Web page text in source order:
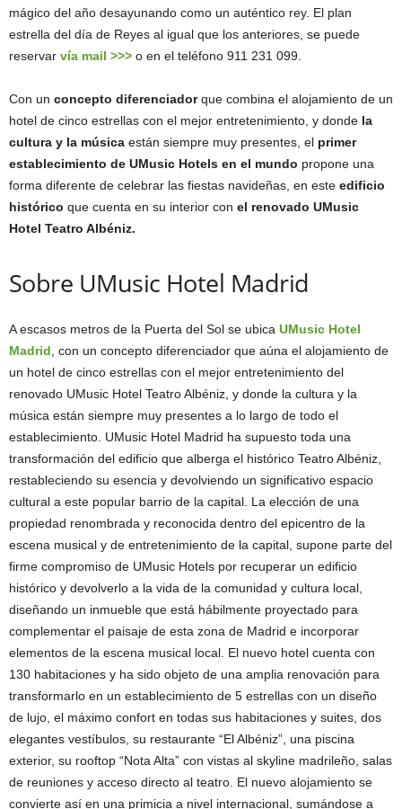
mágico del año desayunando como un auténtico rey. El plan
estrella del día de Reyes al igual que los anteriores, se puede
reservar vía mail >>> o en el teléfono 911 231 099.
Con un concepto diferenciadorque combina el alojamiento de un
hotel de cinco estrellas con el mejor entretenimiento, y donde la
cultura y la música están siempre muy presentes, el primer
establecimiento de UMusic Hotels en el mundo propone una
forma diferente de celebrar las fiestas navideñas, en este edificio
histórico que cuenta en su interior con el renovado UMusic
Hotel Teatro Albéniz.
Sobre UMusic Hotel Madrid
A escasos metros de la Puerta del Sol se ubica UMusic Hotel
Madrid, con un concepto diferenciador que aúna el alojamiento de
un hotel de cinco estrellas con el mejor entretenimiento del
renovado UMusic Hotel Teatro Albéniz, y donde la cultura y la
música están siempre muy presentes a lo largo de todo el
establecimiento. UMusic Hotel Madrid ha supuesto toda una
transformación del edificio que alberga el histórico Teatro Albéniz,
restableciendo su esencia y devolviendo un significativo espacio
cultural a este popular barrio de la capital. La elección de una
propiedad renombrada y reconocida dentro del epicentro de la
escena musical y de entretenimiento de la capital, supone parte del
firme compromiso de UMusic Hotels por recuperar un edificio
histórico y devolverlo a la vida de la comunidad y cultura local,
diseñando un inmueble que está hábilmente proyectado para
complementar el paisaje de esta zona de Madrid e incorporar
elementos de la escena musical local. El nuevo hotel cuenta con
130 habitaciones y ha sido objeto de una amplia renovación para
transformarlo en un establecimiento de 5 estrellas con un diseño
de lujo, el máximo confort en todas sus habitaciones y suites, dos
elegantes vestíbulos, su restaurante “El Albéniz”, una piscina
exterior, su rooftop “Nota Alta” con vistas al skyline madrileño, salas
de reuniones y acceso directo al teatro. El nuevo alojamiento se
convierte así en una primicia a nivel internacional, sumándose a